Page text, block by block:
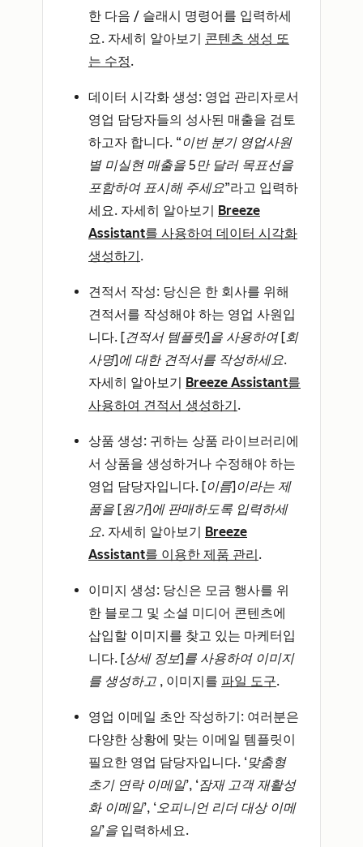
한 다음 / 슬래시 명령어를 입력하세
요. 자세히 알아보기 콘텐츠 생성 또
는 수정.
데이터 시각화 생성: 영업 관리자로서
영업 담당자들의 성사된 매출을 검토
하고자 합니다. “이번 분기 영업사원
별 미실현 매출을 5만 달러 목표선을
포함하여 표시해 주세요”라고 입력하
세요. 자세히 알아보기 Breeze
Assistant를 사용하여 데이터 시각화
생성하기.
견적서 작성: 당신은 한 회사를 위해
견적서를 작성해야 하는 영업 사원입
니다. [견적서 템플릿]을 사용하여 [회
사명]에 대한 견적서를 작성하세요.
자세히 알아보기 Breeze Assistant를
사용하여 견적서 생성하기.
상품 생성: 귀하는 상품 라이브러리에
서 상품을 생성하거나 수정해야 하는
영업 담당자입니다. [이름]이라는 제
품을 [원가]에 판매하도록 입력하세
요. 자세히 알아보기 Breeze
Assistant를 이용한 제품 관리.
이미지 생성: 당신은 모금 행사를 위
한 블로그 및 소셜 미디어 콘텐츠에
삽입할 이미지를 찾고 있는 마케터입
니다. [상세 정보]를 사용하여 이미지
를 생성하고 , 이미지를 파일 도구.
영업 이메일 초안 작성하기: 여러분은
다양한 상황에 맞는 이메일 템플릿이
필요한 영업 담당자입니다. ‘맞춤형
초기 연락 이메일’, ‘잠재 고객 재활성
화 이메일’, ‘오피니언 리더 대상 이메
일’을 입력하세요.